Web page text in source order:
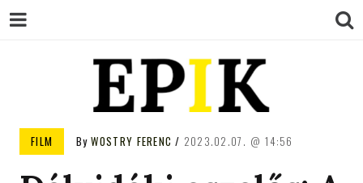
EPIK
FILM ByWOSTRY FERENC 2023.02.07. 14:56